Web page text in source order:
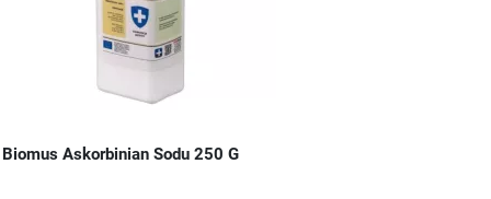
Biomus Askorbinian Sodu 250 G